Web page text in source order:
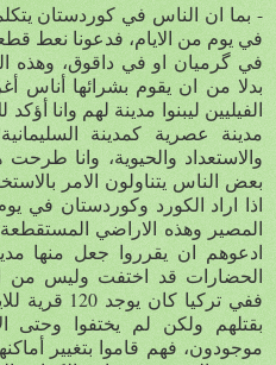
- بما ان الناس في كوردستان
في يوم من الايام، فدعونا نعط
في گرميان او في داقوق، وهذه
بدلا من ان يقوم بشرائها أناس
مدينة عصرية كمدينة
والاستعداد والحيوية، وانا
بعض الناس يتناولون الامر
اذا اراد الكورد وكوردستان في
المصير وهذه الاراضي
ادعوهم ان يقرروا جعل منها
الحضارات قد اختفت وليس من
ففي تركيا
بقتلهم ولكن لم يختفوا وحتى
موجودون، فهم قاموا بتغيير